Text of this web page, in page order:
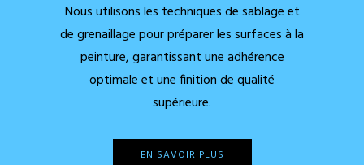
Nous utilisons les techniques de sablage et
de grenaillage pour préparer les surfaces à la
peinture, garantissant une adhérence
optimale et une finition de qualité
supérieure.
EN SAVOIR PLUS